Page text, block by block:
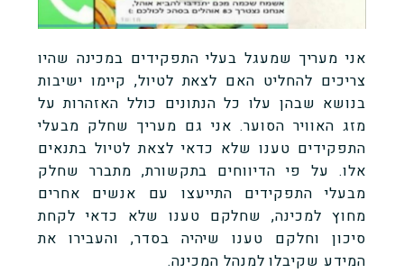
אני מעריך שמעגל בעלי התפקידים במכינה שהיו
צריכים להחליט האם לצאת לטיול, קיימו ישיבות
בנושא שבהן עלו כל הנתונים כולל האזהרות על
מזג האוויר הסוער. אני גם מעריך שחלק מבעלי
התפקידים טענו שלא כדאי לצאת לטיול בתנאים
אלו. על פי הדיווחים בתקשורת, מתברר שחלק
מבעלי התפקידים התייעצו עם אנשים אחרים
מחוץ למכינה, שחלקם טענו שלא כדאי לקחת
סיכון וחלקם טענו שיהיה בסדר, והעבירו את
המידע שקיבלו למנהל המכינה.